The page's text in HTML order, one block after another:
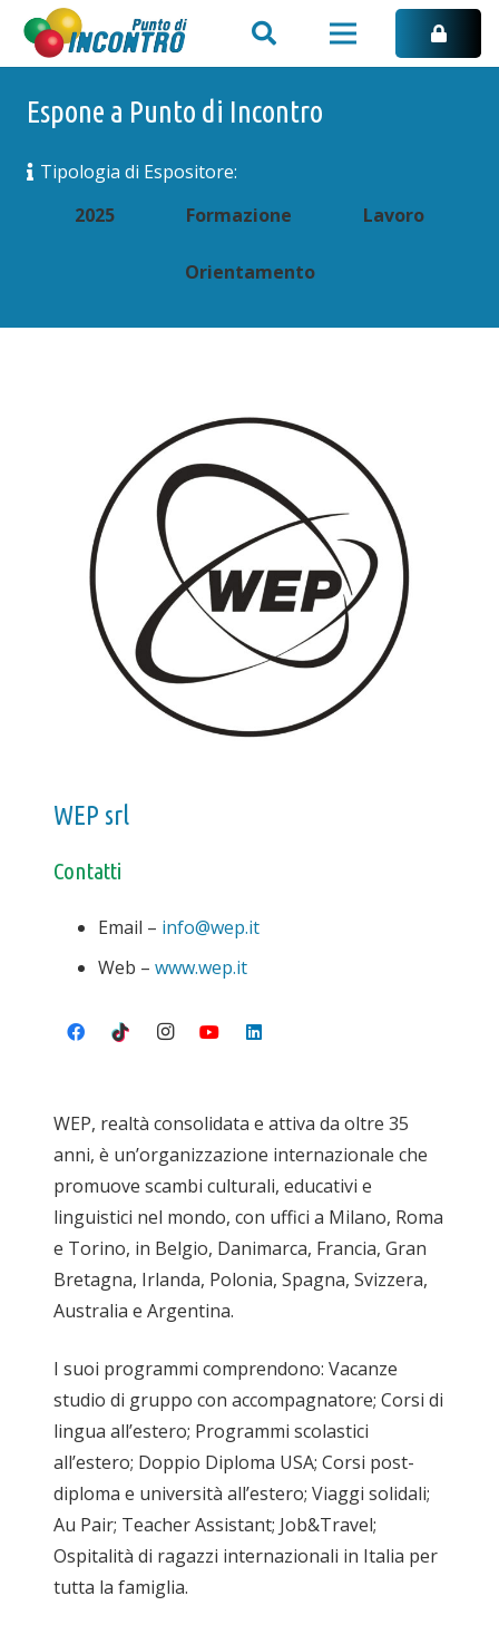
Espone a Punto di Incontro
Tipologia di Espositore:
2025
Formazione Lavoro
Orientamento
WEP srl
Contatti
Email – info@wep.it
Web – www.wep.it
WEP, realtà consolidata e attiva da oltre 35
anni, è un’organizzazione internazionale che
promuove scambi culturali, educativi e
linguistici nel mondo, con uffici a Milano, Roma
e Torino, in Belgio, Danimarca, Francia, Gran
Bretagna, Irlanda, Polonia, Spagna, Svizzera,
Australia e Argentina.
I suoi programmi comprendono: Vacanze
studio di gruppo con accompagnatore; Corsi di
lingua all’estero; Programmi scolastici
all’estero; Doppio Diploma USA; Corsi post-
diploma e università all’estero; Viaggi solidali;
Au Pair; Teacher Assistant; Job&Travel;
Ospitalità di ragazzi internazionali in Italia per
tutta la famiglia.